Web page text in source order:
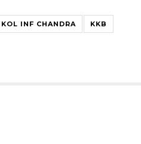
KOL INF CHANDRA KKB